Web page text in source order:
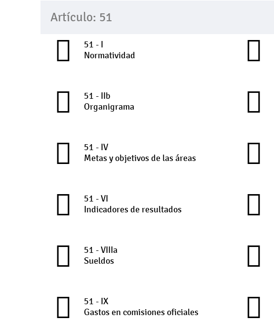
Artículo: 51
51 - I
Normatividad
51 - IIb
Organigrama
51 - IV
Metas y objetivos de las áreas
51 - VI
Indicadores de resultados
51 - VIIIa
Sueldos
51 - IX
Gastos en comisiones oficiales